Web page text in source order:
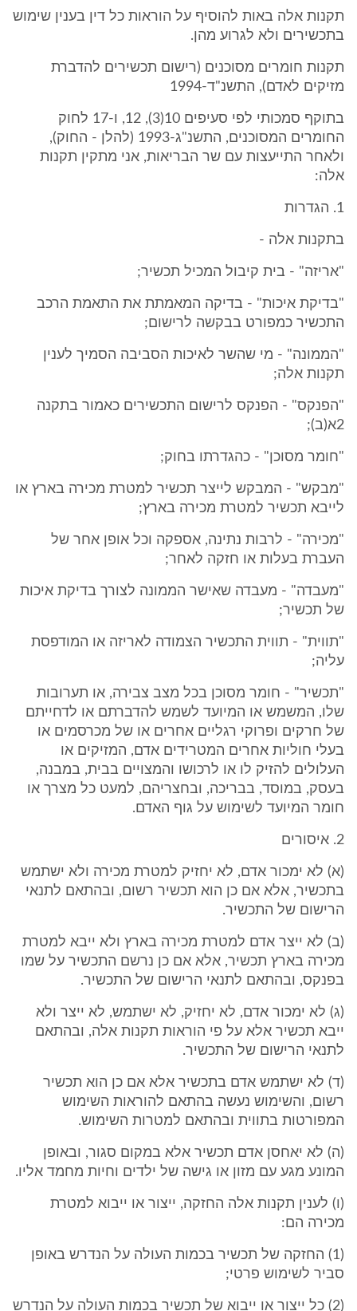
תקנות אלה באות להוסיף על הוראות כל דין בענין שימוש
בתכשירים ולא לגרוע מהן.
תקנות חומרים מסוכנים (רישום תכשירים להדברת
מזיקים לאדם), התשנ"ד-1994
בתוקף סמכותי לפי סעיפים 10(3), 12, ו-17 לחוק
החומרים המסוכנים, התשנ"ג-1993 (להלן - החוק),
ולאחר התייעצות עם שר הבריאות, אני מתקין תקנות
אלה:
1. הגדרות
בתקנות אלה -
"אריזה" - בית קיבול המכיל תכשיר;
"בדיקת איכות" - בדיקה המאמתת את התאמת הרכב
התכשיר כמפורט בבקשה לרישום;
"הממונה" - מי שהשר לאיכות הסביבה הסמיך לענין
תקנות אלה;
"הפנקס" - הפנקס לרישום התכשירים כאמור בתקנה
2א(ב);
"חומר מסוכן" - כהגדרתו בחוק;
"מבקש" - המבקש לייצר תכשיר למטרת מכירה בארץ או
לייבא תכשיר למטרת מכירה בארץ;
"מכירה" - לרבות נתינה, אספקה וכל אופן אחר של
העברת בעלות או חזקה לאחר;
"מעבדה" - מעבדה שאישר הממונה לצורך בדיקת איכות
של תכשיר;
"תווית" - תווית התכשיר הצמודה לאריזה או המודפסת
עליה;
"תכשיר" - חומר מסוכן בכל מצב צבירה, או תערובות
שלו, המשמש או המיועד לשמש להדברתם או לדחייתם
של חרקים ופרוקי רגליים אחרים או של מכרסמים או
בעלי חוליות אחרים המטרידים אדם, המזיקים או
העלולים להזיק לו או לרכושו והמצויים בבית, במבנה,
בעסק, במוסד, בבריכה, ובחצריהם, למעט כל מצרך או
חומר המיועד לשימוש על גוף האדם.
2. איסורים
(א) לא ימכור אדם, לא יחזיק למטרת מכירה ולא ישתמש
בתכשיר, אלא אם כן הוא תכשיר רשום, ובהתאם לתנאי
הרישום של התכשיר.
(ב) לא ייצר אדם למטרת מכירה בארץ ולא ייבא למטרת
מכירה בארץ תכשיר, אלא אם כן נרשם התכשיר על שמו
בפנקס, ובהתאם לתנאי הרישום של התכשיר.
(ג) לא ימכור אדם, לא יחזיק, לא ישתמש, לא ייצר ולא
ייבא תכשיר אלא על פי הוראות תקנות אלה, ובהתאם
לתנאי הרישום של התכשיר.
(ד) לא ישתמש אדם בתכשיר אלא אם כן הוא תכשיר
רשום, והשימוש נעשה בהתאם להוראות השימוש
המפורטות בתווית ובהתאם למטרות השימוש.
(ה) לא יאחסן אדם תכשיר אלא במקום סגור, ובאופן
המונע מגע עם מזון או גישה של ילדים וחיות מחמד אליו.
(ו) לענין תקנות אלה החזקה, ייצור או ייבוא למטרת
מכירה הם:
(1) החזקה של תכשיר בכמות העולה על הנדרש באופן
סביר לשימוש פרטי;
(2) כל ייצור או ייבוא של תכשיר בכמות העולה על הנדרש